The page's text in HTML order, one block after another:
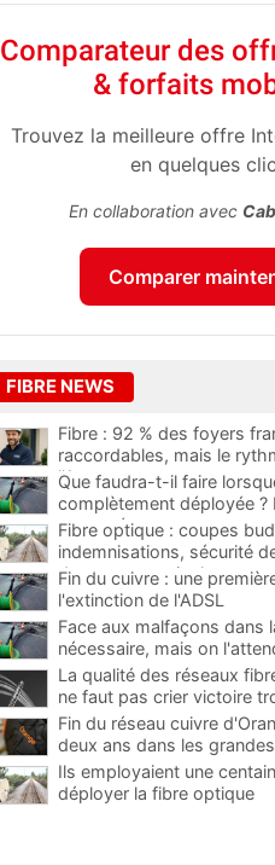
Comparateur des
& forfaits
Trouvez la meilleure offre
en quelques
En collaboration avec
Comparer
FIBRE NEWS
Fibre : 92 % des foyers
raccordables, mais le
l'Arcep
Que faudra-t-il faire
complètement déployée ?
proposés
Fibre optique : coupes
indemnisations, sécurité
des comptes tire la
Fin du cuivre : une
l'extinction de l'ADSL
Face aux malfaçons dans
nécessaire, mais on
La qualité des réseaux
ne faut pas crier victoire
Fin du réseau cuivre
deux ans dans les
Ils employaient une
déployer la fibre optique